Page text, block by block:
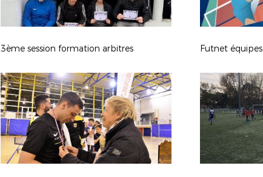
3ème session formation arbitres Futnet équipes